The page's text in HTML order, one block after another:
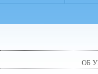
ОБ